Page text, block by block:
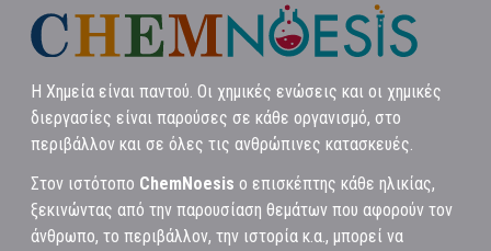
Η Χημεία είναι παντού. Οι χημικές ενώσεις και οι χημικές
διεργασίες είναι παρούσες σε κάθε οργανισμό, στο
περιβάλλον και σε όλες τις ανθρώπινες κατασκευές.
Στον ιστότοπο ChemNoesis ο επισκέπτης κάθε ηλικίας,
ξεκινώντας από την παρουσίαση θεμάτων που αφορούν τον
άνθρωπο, το περιβάλλον, την ιστορία κ.α., μπορεί να